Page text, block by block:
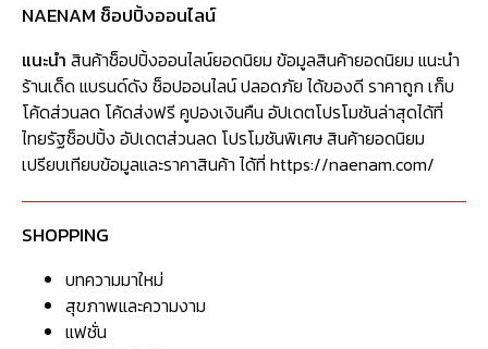
NAENAM ช็อปปิ้งออนไลน์
แนะนำ สินค้าช็อปปิ้งออนไลน์ยอดนิยม ข้อมูลสินค้ายอดนิยม แนะนำ
ร้านเด็ด แบรนด์ดัง ช็อปออนไลน์ ปลอดภัย ได้ของดี ราคาถูก เก็บ
โค้ดส่วนลด โค้ดส่งฟรี คูปองเงินคืน อัปเดตโปรโมชันล่าสุดได้ที่
ไทยรัฐช็อปปิ้ง อัปเดตส่วนลด โปรโมชันพิเศษ สินค้ายอดนิยม
เปรียบเทียบข้อมูลและราคาสินค้า ได้ที่ https://naenam.com/
SHOPPING
บทความมาใหม่
สุขภาพและความงาม
แฟชั่น